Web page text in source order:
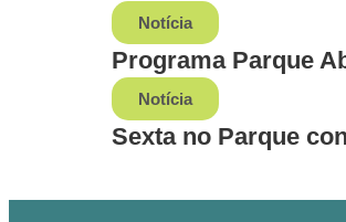
Notícia
Programa Parque
Notícia
Sexta no Parque